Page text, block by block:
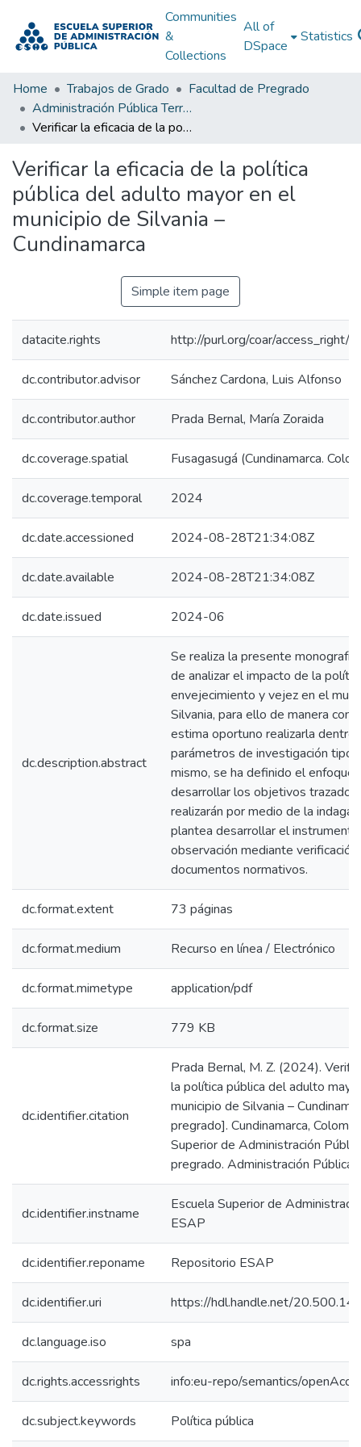
Communities
&
Collections
All of
DSpace
Statistics
Home Trabajos de Grado
Facultad de Pregrado
Administración Pública Territorial (APT)
Verificar la eficacia de la política pública del adulto mayor en el municipio de Silvania – Cundinamarca
Verificar la eficacia de la política
pública del adulto mayor en el
municipio de Silvania –
Cundinamarca
Simple item page
datacite.rights http://purl.org/coar/access_right/
dc.contributor.advisor Sánchez Cardona, Luis Alfonso
dc.contributor.author Prada Bernal, María Zoraida
dc.coverage.spatial Fusagasugá (Cundinamarca.
dc.coverage.temporal 2024
dc.date.accessioned 2024-08-28T21:34:08Z
dc.date.available 2024-08-28T21:34:08Z
dc.date.issued 2024-06
dc.description.abstract
Se realiza la presente
de analizar el impacto de la
envejecimiento y vejez en el
Silvania, para ello de manera
estima oportuno realizarla dentro
parámetros de investigación tipo
mismo, se ha definido el enfoque
desarrollar los objetivos
realizarán por medio de la
plantea desarrollar el
observación mediante
documentos normativos.
dc.format.extent 73 páginas
dc.format.medium Recurso en línea / Electrónico
dc.format.mimetype application/pdf
dc.format.size 779 KB
dc.identifier.citation
Prada Bernal, M. Z. (2024).
la política pública del adulto
municipio de Silvania –
pregrado]. Cundinamarca,
Superior de Administración
pregrado. Administración Pública
dc.identifier.instname
Escuela Superior de
ESAP
dc.identifier.reponame Repositorio ESAP
dc.identifier.uri https://hdl.handle.net/
dc.language.iso spa
dc.rights.accessrights info:eu-repo/semantics/
dc.subject.keywords Política pública